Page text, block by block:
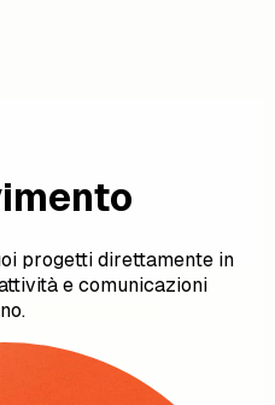
progetti direttamente in
e comunicazioni